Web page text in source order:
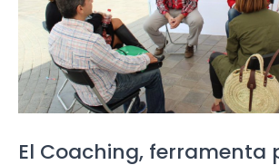
El Coaching, ferramenta